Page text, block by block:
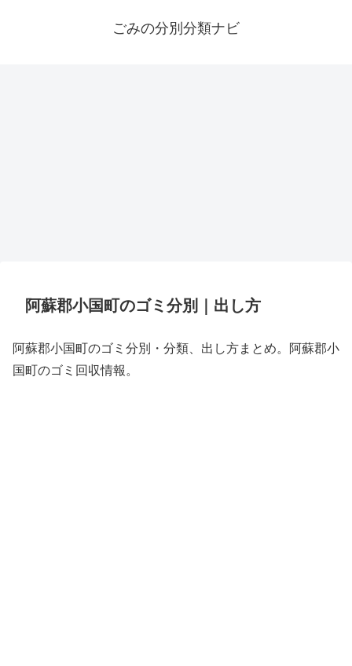
ごみの分別分類ナビ
阿蘇郡小国町のゴミ分別｜出し方
阿蘇郡小国町のゴミ分別・分類、出し方まとめ。阿蘇郡小
国町のゴミ回収情報。